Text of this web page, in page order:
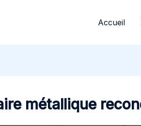
Accueil
métallique